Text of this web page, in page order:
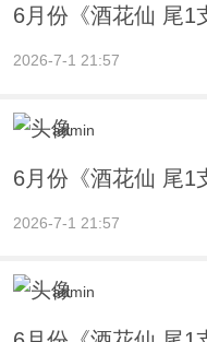
6月份《酒花仙 尾
2026-7-1 21:57
admin
6月份《酒花仙 尾
2026-7-1 21:57
admin